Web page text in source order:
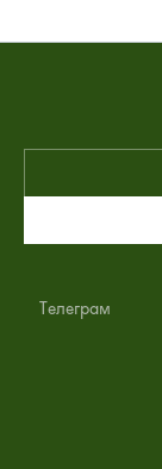
Телеграм